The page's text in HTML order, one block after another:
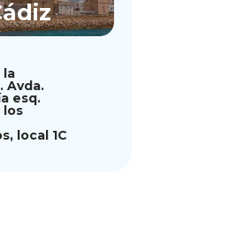
la
Avda.
esq.
los
local 1C